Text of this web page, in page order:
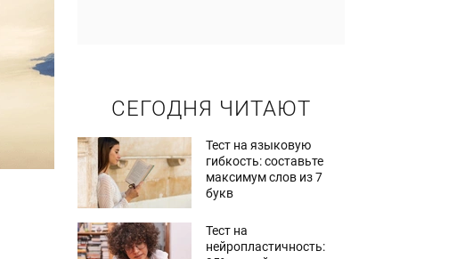
СЕГОДНЯ ЧИТАЮТ
Тест на языковую
гибкость: составьте
максимум слов из 7
букв
Тест на
нейропластичность: